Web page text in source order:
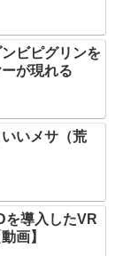
ビピグリンを
が現れる
いいメサ（荒
を導入したVR
画】